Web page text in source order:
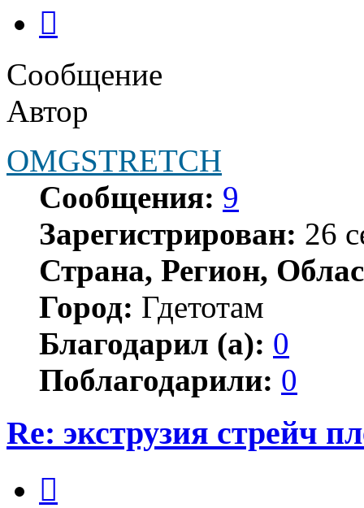
Сообщение
Автор
OMGSTRETCH
Сообщения: 9
Зарегистрирован: 26
Страна, Регион,
Город: Гдетотам
Благодарил (а): 0
Поблагодарили: 0
Re: экструзия стрейч